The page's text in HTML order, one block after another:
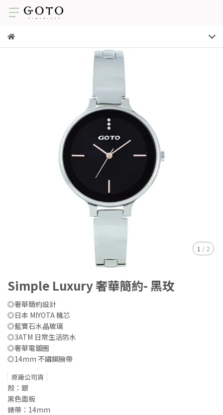
1 / 2
Simple Luxury 奢華簡約- 黑玫
◎奢華簡約設計
◎日本 MIYOTA 機芯
◎藍寶石水晶玻璃
◎3ATM 日常生活防水
◎奢華電鍍圈
◎14mm 不鏽鋼腕帶
原廠公司貨
殼：銀
黑色面板
錶帶：14mm